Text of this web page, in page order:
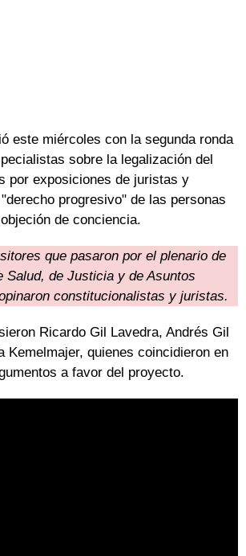
este miércoles con la segunda ronda
sobre la legalización del
por exposiciones de juristas y
progresivo" de las personas
de conciencia.
que pasaron por el plenario de
Salud, de Justicia y de Asuntos
constitucionalistas y juristas.
Ricardo Gil Lavedra, Andrés Gil
Kemelmajer, quienes coincidieron en
a favor del proyecto.